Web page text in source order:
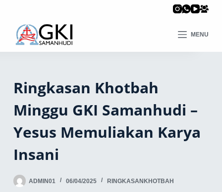
MENU
Ringkasan Khotbah
Minggu GKI Samanhudi –
Yesus Memuliakan Karya
Insani
ADMIN01 06/04/2025 RINGKASANKHOTBAH